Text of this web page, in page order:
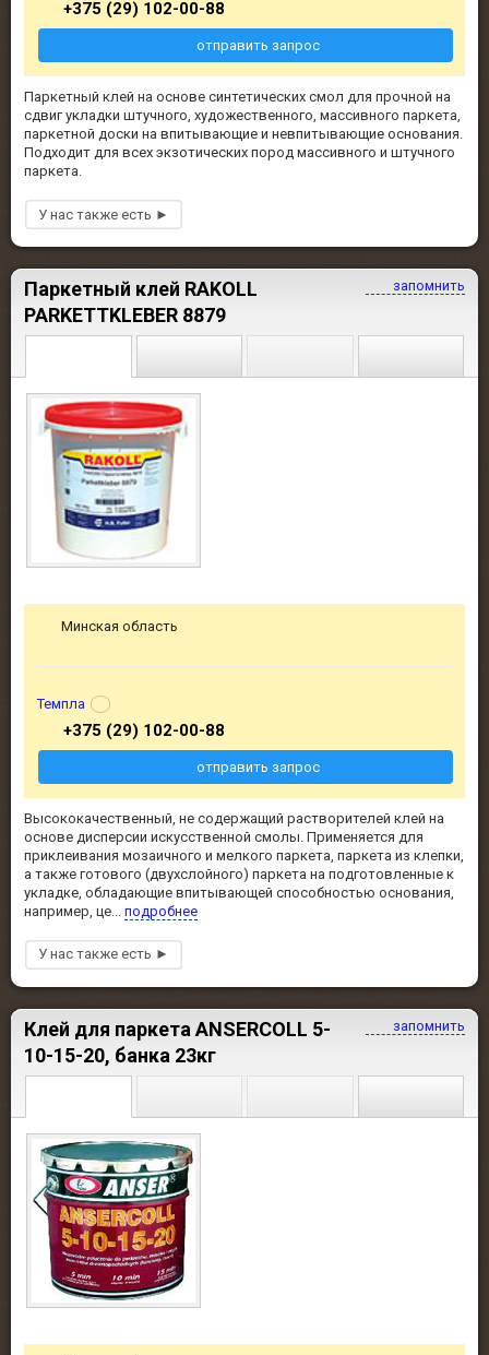
Паркетный клей на основе синтетических смол для прочной на
сдвиг укладки штучного, художественного, массивного паркета,
паркетной доски на впитывающие и невпитывающие основания.
Подходит для всех экзотических пород массивного и штучного
паркета.
+375 (29) 102-00-88
отправить запрос
запомнить
Паркетный клей RAKOLL
PARKETTKLEBER 8879
Высококачественный, не содержащий растворителей клей на
основе дисперсии искусственной смолы. Применяется для
приклеивания мозаичного и мелкого паркета, паркета из клепки,
а также готового (двухслойного) паркета на подготовленные к
укладке, обладающие впитывающей способностью основания,
например, це... подробнее
Минская область
Темпла
+375 (29) 102-00-88
отправить запрос
запомнить
Клей для паркета ANSERCOLL 5-
10-15-20, банка 23кг